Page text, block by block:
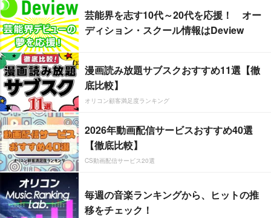
芸能界を志す10代～20代を応援！ オー
ディション・スクール情報はDeview
漫画読み放題サブスクおすすめ11選【徹
底比較】
オリコン顧客満足度ランキング
2026年動画配信サービスおすすめ40選
【徹底比較】
CS動画配信サービス20選
毎週の音楽ランキングから、ヒットの推
移をチェック！